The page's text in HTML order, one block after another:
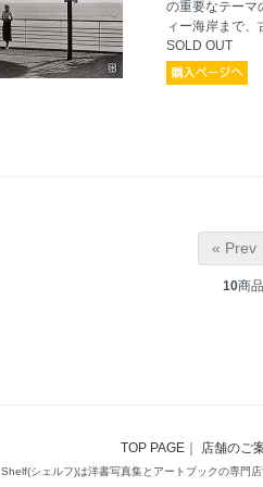
の重要なテーマ
ィー海岸まで、
SOLD OUT
« Prev
10商
TOP PAGE｜ 店舗のご
Shelf(シェルフ)は洋書写真集とアートブックの専門